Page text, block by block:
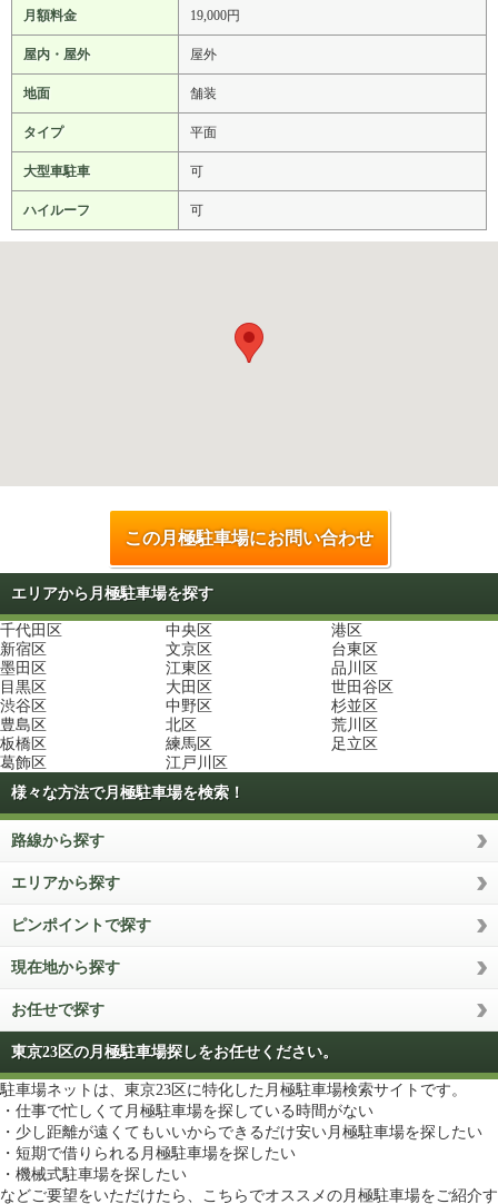
月額料金 19,000円
屋内・屋外 屋外
地面 舗装
タイプ 平面
大型車駐車 可
ハイルーフ 可
この月極駐車場にお問い合わせ
エリアから月極駐車場を探す
千代田区 中央区
港区
新宿区
文京区
台東区
墨田区
江東区
品川区
目黒区
大田区
世田谷区
渋谷区
中野区
杉並区
豊島区
北区
荒川区
板橋区
練馬区
足立区
葛飾区
江戸川区
様々な方法で月極駐車場を検索！
路線から探す
エリアから探す
ピンポイントで探す
現在地から探す
お任せで探す
東京23区の月極駐車場探しをお任せください。
駐車場ネットは、東京23区に特化した月極駐車場検索サイトです。
・仕事で忙しくて月極駐車場を探している時間がない
・少し距離が遠くてもいいからできるだけ安い月極駐車場を探したい
・短期で借りられる月極駐車場を探したい
・機械式駐車場を探したい
などご要望をいただけたら、こちらでオススメの月極駐車場をご紹介す